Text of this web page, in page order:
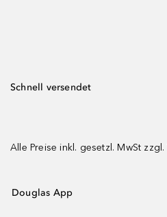
Schnell versendet
Alle Preise inkl. gesetzl. MwSt zzgl.
Douglas App